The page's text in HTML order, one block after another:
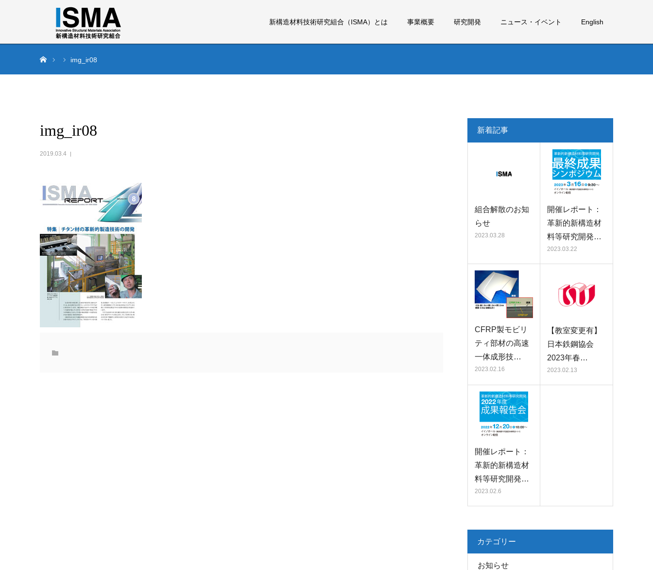
新構造材料技術研究組合（ISMA）とは 事業概要 研究開発 ニュース・イベント English
img_ir08
img_ir08
2019.03.4
新着記事
組合解散のお知
らせ
2023.03.28
開催レポート：
革新的新構造材
料等研究開発…
2023.03.22
CFRP製モビリ
ティ部材の高速
一体成形技…
2023.02.16
【教室変更有】
日本鉄鋼協会
2023年春…
2023.02.13
開催レポート：
革新的新構造材
料等研究開発…
2023.02.6
カテゴリー
お知らせ